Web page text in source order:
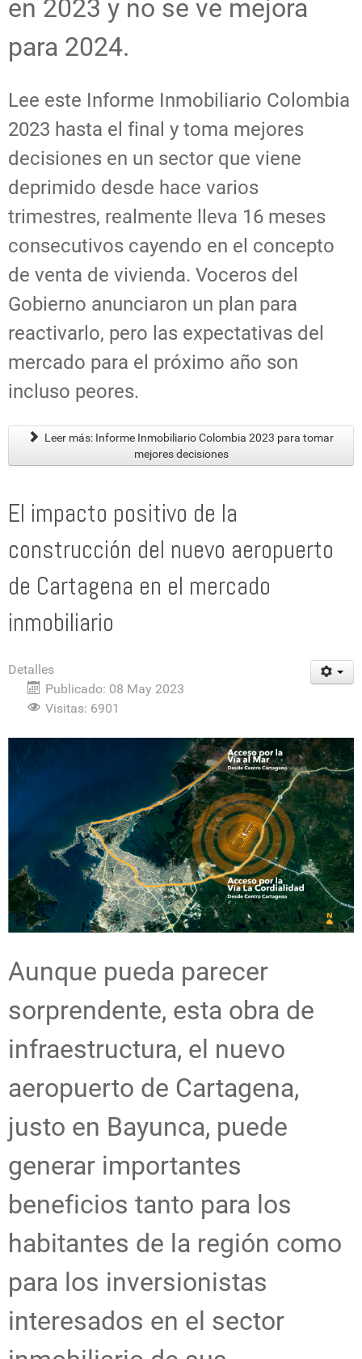
en 2023 y no se ve mejora
para 2024.
Lee este Informe Inmobiliario Colombia
2023 hasta el final y toma mejores
decisiones en un sector que viene
deprimido desde hace varios
trimestres, realmente lleva 16 meses
consecutivos cayendo en el concepto
de venta de vivienda. Voceros del
Gobierno anunciaron un plan para
reactivarlo, pero las expectativas del
mercado para el próximo año son
incluso peores.
Leer más: Informe Inmobiliario Colombia 2023 para tomar
mejores decisiones
El impacto positivo de la
construcción del nuevo aeropuerto
de Cartagena en el mercado
inmobiliario
Detalles
Publicado: 08 May 2023
Visitas: 6901
Aunque pueda parecer
sorprendente, esta obra de
infraestructura, el nuevo
aeropuerto de Cartagena,
justo en Bayunca, puede
generar importantes
beneficios tanto para los
habitantes de la región como
para los inversionistas
interesados en el sector